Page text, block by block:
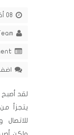
لقد أصبح
يتجزأ
للاتصال